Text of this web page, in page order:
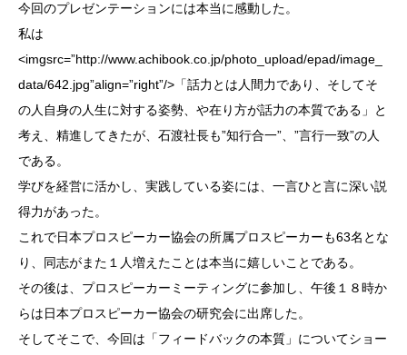
今回のプレゼンテーションには本当に感動した。
私は
<imgsrc=”http://www.achibook.co.jp/photo_upload/epad/image_
data/642.jpg”align=”right”/>「話力とは人間力であり、そしてそ
の人自身の人生に対する姿勢、や在り方が話力の本質である」と
考え、精進してきたが、石渡社長も”知行合一”、”言行一致”の人
である。
学びを経営に活かし、実践している姿には、一言ひと言に深い説
得力があった。
これで日本プロスピーカー協会の所属プロスピーカーも63名とな
り、同志がまた１人増えたことは本当に嬉しいことである。
その後は、プロスピーカーミーティングに参加し、午後１８時か
らは日本プロスピーカー協会の研究会に出席した。
そしてそこで、今回は「フィードバックの本質」についてショー